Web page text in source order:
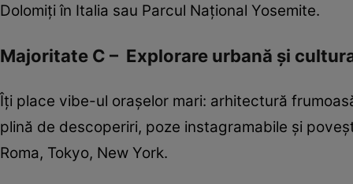
Dolomiți în Italia sau Parcul Național Yosemite.
Majoritate C – Explorare urbană și
Îți place vibe-ul orașelor mari: arhitectură
plină de descoperiri, poze instagramabile și
Roma, Tokyo, New York.